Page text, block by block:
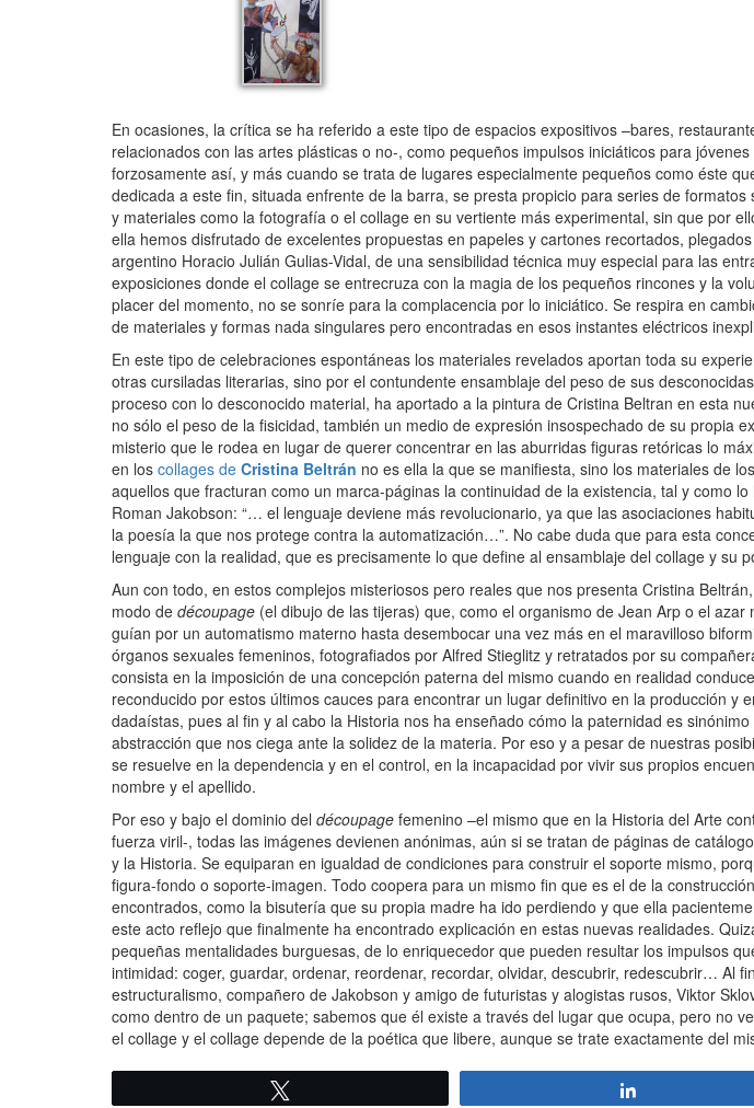
En ocasiones, la crítica se ha referido a este tipo de espacios expositivos –bares,
relacionados con las artes plásticas o no-, como pequeños impulsos iniciáticos para
forzosamente así, y más cuando se trata de lugares especialmente pequeños como éste
dedicada a este fin, situada enfrente de la barra, se presta propicio para series de
y materiales como la fotografía o el collage en su vertiente más experimental, sin que por
ella hemos disfrutado de excelentes propuestas en papeles y cartones recortados,
argentino Horacio Julián Gulias-Vidal, de una sensibilidad técnica muy especial para las
exposiciones donde el collage se entrecruza con la magia de los pequeños rincones y la
placer del momento, no se sonríe para la complacencia por lo iniciático. Se respira en
de materiales y formas nada singulares pero encontradas en esos instantes eléctricos
En este tipo de celebraciones espontáneas los materiales revelados aportan toda su
otras cursiladas literarias, sino por el contundente ensamblaje del peso de sus
proceso con lo desconocido material, ha aportado a la pintura de Cristina Beltran en esta
no sólo el peso de la fisicidad, también un medio de expresión insospechado de su propia
misterio que le rodea en lugar de querer concentrar en las aburridas figuras retóricas lo
en los collages de Cristina Beltrán no es ella la que se manifiesta, sino los materiales de
aquellos que fracturan como un marca-páginas la continuidad de la existencia, tal y como
Roman Jakobson: “… el lenguaje deviene más revolucionario, ya que las asociaciones
la poesía la que nos protege contra la automatización…”. No cabe duda que para esta
lenguaje con la realidad, que es precisamente lo que define al ensamblaje del collage y su
Aun con todo, en estos complejos misteriosos pero reales que nos presenta Cristina
modo de découpage (el dibujo de las tijeras) que, como el organismo de Jean Arp o el
guían por un automatismo materno hasta desembocar una vez más en el maravilloso
órganos sexuales femeninos, fotografiados por Alfred Stieglitz y retratados por su
consista en la imposición de una concepción paterna del mismo cuando en realidad
reconducido por estos últimos cauces para encontrar un lugar definitivo en la producción y
dadaístas, pues al fin y al cabo la Historia nos ha enseñado cómo la paternidad es
abstracción que nos ciega ante la solidez de la materia. Por eso y a pesar de nuestras
se resuelve en la dependencia y en el control, en la incapacidad por vivir sus propios
nombre y el apellido.
Por eso y bajo el dominio del découpage femenino –el mismo que en la Historia del Arte
fuerza viril-, todas las imágenes devienen anónimas, aún si se tratan de páginas de
y la Historia. Se equiparan en igualdad de condiciones para construir el soporte mismo,
figura-fondo o soporte-imagen. Todo coopera para un mismo fin que es el de la
encontrados, como la bisutería que su propia madre ha ido perdiendo y que ella
este acto reflejo que finalmente ha encontrado explicación en estas nuevas realidades.
pequeñas mentalidades burguesas, de lo enriquecedor que pueden resultar los impulsos
intimidad: coger, guardar, ordenar, reordenar, recordar, olvidar, descubrir, redescubrir… Al
estructuralismo, compañero de Jakobson y amigo de futuristas y alogistas rusos, Viktor
como dentro de un paquete; sabemos que él existe a través del lugar que ocupa, pero no
el collage y el collage depende de la poética que libere, aunque se trate exactamente del